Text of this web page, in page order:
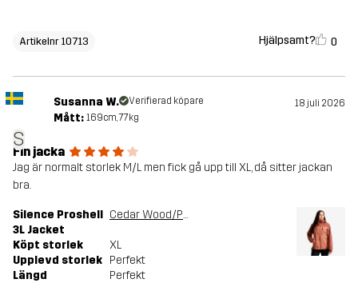
Artikelnr 10713 Hjälpsamt? 0
S
Susanna W. Verifierad köpare 18 juli 2026
Mått: 169cm, 77kg
Fin jacka
Jag är normalt storlek M/L men fick gå upp till XL, då sitter jackan
bra.
Silence Proshell
3L Jacket
Cedar Wood/Pink Mahogany
Köpt storlek
XL
Upplevd storlek Perfekt
Längd
Perfekt